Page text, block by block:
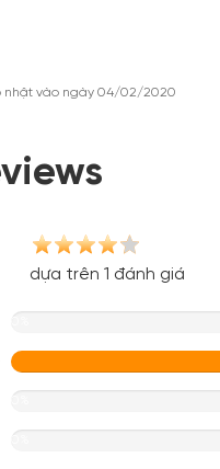
nhật vào ngày 04/02/2020
dựa trên 1 đánh giá